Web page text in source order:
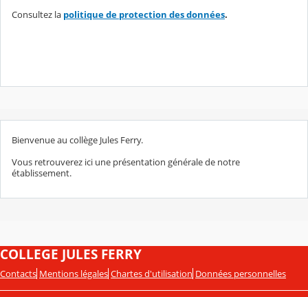
Consultez la politique de protection des données.
Bienvenue au collège Jules Ferry.
Vous retrouverez ici une présentation générale de notre
établissement.
COLLEGE JULES FERRY
Contacts Mentions légales Chartes d'utilisation Données personnelles